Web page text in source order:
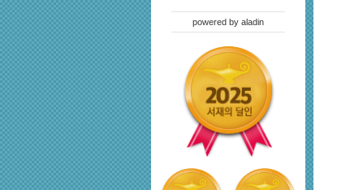
powered by aladin